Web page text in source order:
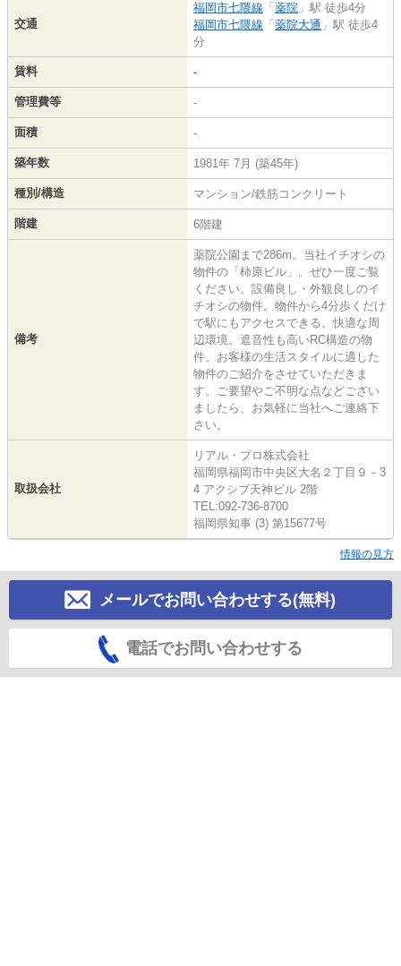
交通
福岡市七隈線 「 薬院 」駅 徒歩4分
福岡市七隈線 「 薬院大通 」駅 徒歩4
分
賃料 -
管理費等 -
面積 -
築年数 1981年 7月 (築45年)
種別/構造 マンション/鉄筋コンクリート
階建 6階建
備考
薬院公園まで286m。当社イチオシの
物件の「柿原ビル」。ぜひ一度ご覧
ください。設備良し・外観良しのイ
チオシの物件。物件から4分歩くだけ
で駅にもアクセスできる。快適な周
辺環境。遮音性も高いRC構造の物
件。お客様の生活スタイルに適した
物件のご紹介をさせていただきま
す。ご要望やご不明な点などござい
ましたら、お気軽に当社へご連絡下
さい。
取扱会社
リアル・プロ株式会社
福岡県福岡市中央区大名２丁目９－3
4 アクシブ天神ビル 2階
TEL:092-736-8700
福岡県知事 (3) 第15677号
情報の見方
メールでお問い合わせする(無料)
電話でお問い合わせする